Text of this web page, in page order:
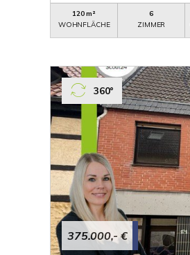
120 m²
WOHNFLÄCHE
6
ZIMMER
375.000,- €
360°